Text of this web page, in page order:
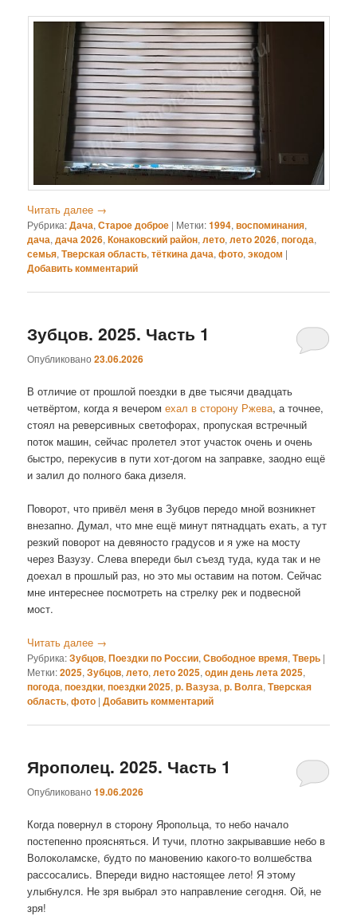
Читать далее →
Рубрика:Дача,Старое доброе | Метки:1994,воспоминания,
дача,дача 2026,Конаковский район,лето,лето 2026,погода,
семья,Тверская область,тёткина дача,фото,экодом |
Добавить комментарий
Зубцов. 2025. Часть 1
Опубликовано23.06.2026
В отличие от прошлой поездки в две тысячи двадцать
четвёртом, когда я вечеромехал в сторону Ржева, а точнее,
стоял на реверсивных светофорах, пропуская встречный
поток машин, сейчас пролетел этот участок очень и очень
быстро, перекусив в пути хот-догом на заправке, заодно ещё
и залил до полного бака дизеля.
Поворот, что привёл меня в Зубцов передо мной возникнет
внезапно. Думал, что мне ещё минут пятнадцать ехать, а тут
резкий поворот на девяносто градусов и я уже на мосту
через Вазузу. Слева впереди был съезд туда, куда так и не
доехал в прошлый раз, но это мы оставим на потом. Сейчас
мне интереснее посмотреть на стрелку рек и подвесной
мост.
Читать далее →
Рубрика:Зубцов,Поездки по России,Свободное время,Тверь |
Метки:2025,Зубцов,лето,лето 2025,один день лета 2025,
погода,поездки,поездки 2025,р. Вазуза,р. Волга,Тверская
область,фото |Добавить комментарий
Ярополец. 2025. Часть 1
Опубликовано19.06.2026
Когда повернул в сторону Яропольца, то небо начало
постепенно проясняться. И тучи, плотно закрывавшие небо в
Волоколамске, будто по мановению какого-то волшебства
рассосались. Впереди видно настоящее лето! Я этому
улыбнулся. Не зря выбрал это направление сегодня. Ой, не
зря!